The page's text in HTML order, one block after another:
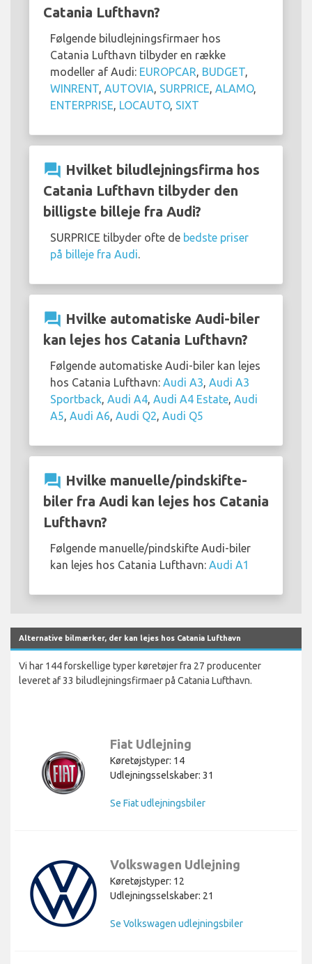
Catania Lufthavn?
Følgende biludlejningsfirmaer hos
Catania Lufthavn tilbyder en række
modeller af Audi: EUROPCAR BUDGET
WINRENT AUTOVIA SURPRICE ALAMO,
ENTERPRISE LOCAUTO, SIXT
question_answer Hvilket biludlejningsfirma hos
Catania Lufthavn tilbyder den
billigste billeje fra Audi?
SURPRICE tilbyder ofte de bedste priser
på billeje fra Audi
question_answer Hvilke automatiske Audi-biler
kan lejes hos Catania Lufthavn?
Følgende automatiske Audi-biler kan lejes
hos Catania Lufthavn: Audi A3 Audi A3
Sportback Audi A4 Audi A4 Estate Audi
A5 Audi A6 Audi Q2 Audi Q5
question_answer Hvilke manuelle/pindskifte-
biler fra Audi kan lejes hos Catania
Lufthavn?
Følgende manuelle/pindskifte Audi-biler
kan lejes hos Catania Lufthavn: Audi A1
Alternative bilmærker, der kan lejes hos Catania Lufthavn
Vi har 144 forskellige typer køretøjer fra 27 producenter
leveret af 33 biludlejningsfirmaer på Catania Lufthavn.
Fiat Udlejning
Køretøjstyper: 14
Udlejningsselskaber: 31
Se Fiat udlejningsbiler
Volkswagen Udlejning
Køretøjstyper: 12
Udlejningsselskaber: 21
Se Volkswagen udlejningsbiler